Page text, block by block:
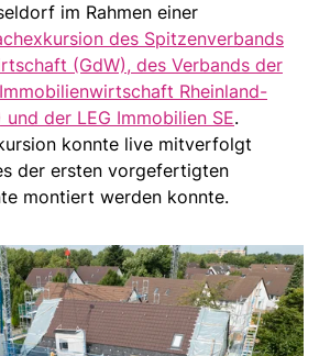
im Rahmen einer
des Spitzenverbands
(GdW), des Verbands der
Rheinland-
der LEG Immobilien SE.
konnte live mitverfolgt
der ersten vorgefertigten
montiert werden konnte.